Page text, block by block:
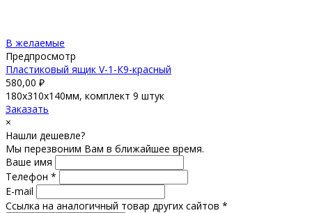
В желаемые
Предпросмотр
Пластиковый ящик V-1-К9-красный
580,00 ₽
180х310х140мм, комплект 9 штук
Заказать
×
Нашли дешевле?
Мы перезвоним Вам в ближайшее время.
Ваше имя
Телефон *
E-mail
Ссылка на аналогичный товар других сайтов *